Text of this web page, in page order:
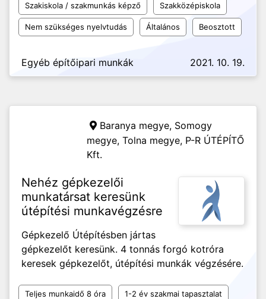
Szakiskola / szakmunkás képző Szakközépiskola
Nem szükséges nyelvtudás Általános Beosztott
Egyéb építőipari munkák 2021. 10. 19.
Baranya megye, Somogy
megye, Tolna megye, P-R ÚTÉPÍTŐ
Kft.
Nehéz gépkezelői
munkatársat keresünk
útépítési munkavégzésre
Gépkezelő Útépítésben jártas
gépkezelőt keresünk. 4 tonnás forgó kotróra
keresek gépkezelőt, útépítési munkák végzésére.
Teljes munkaidő 8 óra 1-2 év szakmai tapasztalat